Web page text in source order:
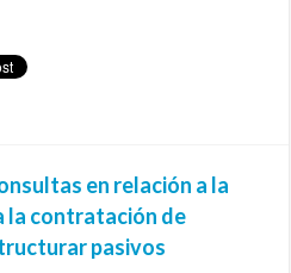
en relación a la
la contratación de
pasivos